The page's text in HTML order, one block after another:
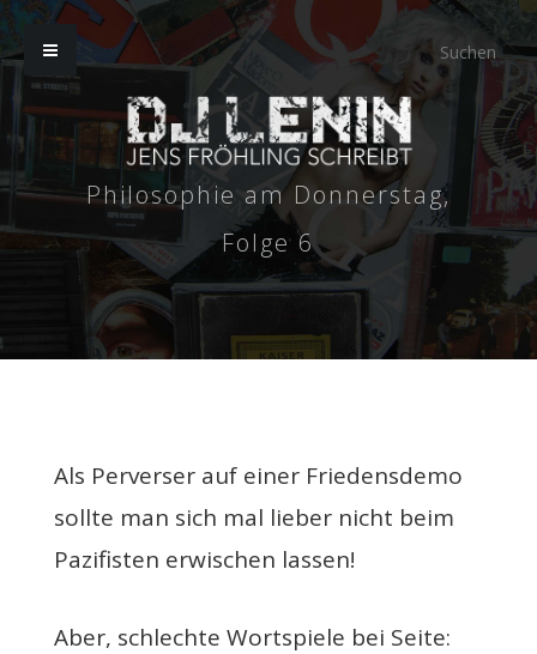
Philosophie am Donnerstag,
Folge 6
Als Perverser auf einer Friedensdemo
sollte man sich mal lieber nicht beim
Pazifisten erwischen lassen!
Aber, schlechte Wortspiele bei Seite: